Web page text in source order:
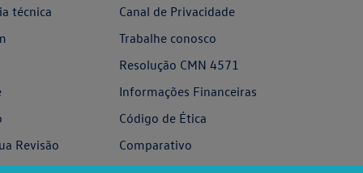
técnica
Revisão
Canal de Privacidade
Trabalhe conosco
Resolução CMN 4571
Informações Financeiras
Código de Ética
Comparativo